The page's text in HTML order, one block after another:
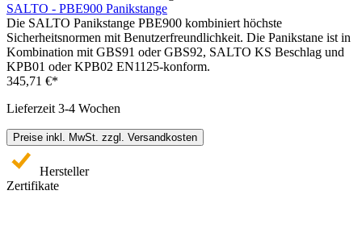
SALTO - PBE900 Panikstange
Die SALTO Panikstange PBE900 kombiniert höchste
Sicherheitsnormen mit Benutzerfreundlichkeit. Die Panikstane ist in
Kombination mit GBS91 oder GBS92, SALTO KS Beschlag und
KPB01 oder KPB02 EN1125-konform.
345,71 €*
Lieferzeit 3-4 Wochen
Preise inkl. MwSt. zzgl. Versandkosten
Hersteller
Zertifikate